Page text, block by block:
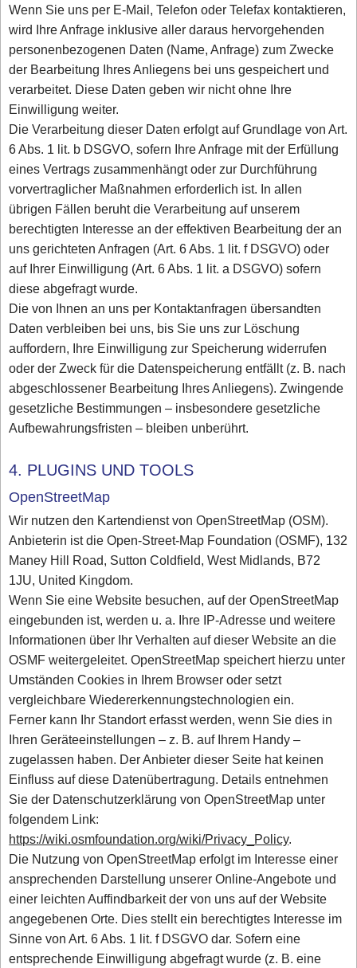
Wenn Sie uns per E-Mail, Telefon oder Telefax kontaktieren,
wird Ihre Anfrage inklusive aller daraus hervorgehenden
personenbezogenen Daten (Name, Anfrage) zum Zwecke
der Bearbeitung Ihres Anliegens bei uns gespeichert und
verarbeitet. Diese Daten geben wir nicht ohne Ihre
Einwilligung weiter.
Die Verarbeitung dieser Daten erfolgt auf Grundlage von Art.
6 Abs. 1 lit. b DSGVO, sofern Ihre Anfrage mit der Erfüllung
eines Vertrags zusammenhängt oder zur Durchführung
vorvertraglicher Maßnahmen erforderlich ist. In allen
übrigen Fällen beruht die Verarbeitung auf unserem
berechtigten Interesse an der effektiven Bearbeitung der an
uns gerichteten Anfragen (Art. 6 Abs. 1 lit. f DSGVO) oder
auf Ihrer Einwilligung (Art. 6 Abs. 1 lit. a DSGVO) sofern
diese abgefragt wurde.
Die von Ihnen an uns per Kontaktanfragen übersandten
Daten verbleiben bei uns, bis Sie uns zur Löschung
auffordern, Ihre Einwilligung zur Speicherung widerrufen
oder der Zweck für die Datenspeicherung entfällt (z. B. nach
abgeschlossener Bearbeitung Ihres Anliegens). Zwingende
gesetzliche Bestimmungen – insbesondere gesetzliche
Aufbewahrungsfristen – bleiben unberührt.
4. PLUGINS UND TOOLS
OpenStreetMap
Wir nutzen den Kartendienst von OpenStreetMap (OSM).
Anbieterin ist die Open-Street-Map Foundation (OSMF), 132
Maney Hill Road, Sutton Coldfield, West Midlands, B72
1JU, United Kingdom.
Wenn Sie eine Website besuchen, auf der OpenStreetMap
eingebunden ist, werden u. a. Ihre IP-Adresse und weitere
Informationen über Ihr Verhalten auf dieser Website an die
OSMF weitergeleitet. OpenStreetMap speichert hierzu unter
Umständen Cookies in Ihrem Browser oder setzt
vergleichbare Wiedererkennungstechnologien ein.
Ferner kann Ihr Standort erfasst werden, wenn Sie dies in
Ihren Geräteeinstellungen – z. B. auf Ihrem Handy –
zugelassen haben. Der Anbieter dieser Seite hat keinen
Einfluss auf diese Datenübertragung. Details entnehmen
Sie der Datenschutzerklärung von OpenStreetMap unter
folgendem Link:
https://wiki.osmfoundation.org/wiki/Privacy_Policy.
Die Nutzung von OpenStreetMap erfolgt im Interesse einer
ansprechenden Darstellung unserer Online-Angebote und
einer leichten Auffindbarkeit der von uns auf der Website
angegebenen Orte. Dies stellt ein berechtigtes Interesse im
Sinne von Art. 6 Abs. 1 lit. f DSGVO dar. Sofern eine
entsprechende Einwilligung abgefragt wurde (z. B. eine